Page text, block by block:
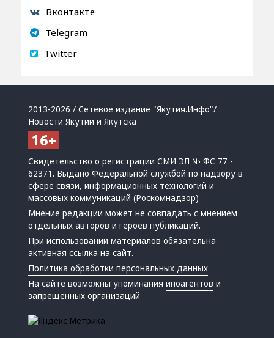
Вконтакте
Telegram
Twitter
2013-2026 / Сетевое издание "Якутия.Инфо"/
Новости Якутии и Якутска
Свидетельство о регистрации СМИ ЭЛ № ФС 77 -
62371. Выдано Федеральной службой по надзору в
сфере связи, информационных технологий и
массовых коммуникаций (Роскомнадзор)
Мнение редакции может не совпадать с мнением
отдельных авторов и героев публикаций.
При использовании материалов обязательна
активная ссылка на сайт.
Политика обработки персональных данных
На сайте возможны упоминанияиноагентов и
запрещенных организаций